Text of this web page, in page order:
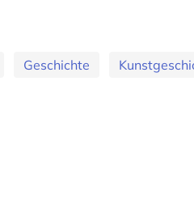
Geschichte